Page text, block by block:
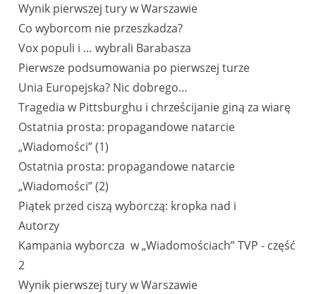
Wynik pierwszej tury w Warszawie
Co wyborcom nie przeszkadza?
Vox populi i … wybrali Barabasza​
Pierwsze podsumowania po pierwszej turze​
Unia Europejska? Nic dobrego…​
Tragedia w Pittsburghu i chrześcijanie giną za wiarę
Ostatnia prosta: propagandowe natarcie
„Wiadomości” (1)
Ostatnia prosta: propagandowe natarcie
„Wiadomości” (2)
Piątek przed ciszą wyborczą: kropka nad i​
Autorzy
Kampania wyborcza ​ w „Wiadomościach” TVP - część
2​
Wynik pierwszej tury w Warszawie